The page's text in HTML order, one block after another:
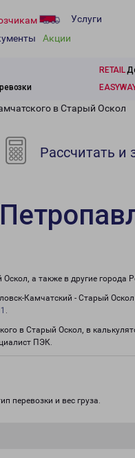
Услуги
Акции
RETAIL
в Старый Оскол
Рассчитать и
а также в другие
Камчатский - Старый
.
в Старый Оскол, в
ПЭК.
перевозки и вес груза.